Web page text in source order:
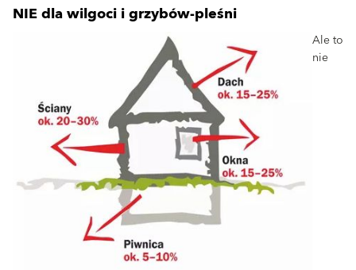
NIE dla wilgoci i grzybów-pleśni
Ale to
nie